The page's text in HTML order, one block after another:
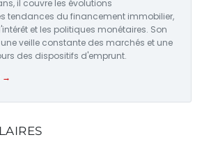
il couvre les évolutions
tendances du financement immobilier,
et les politiques monétaires. Son
veille constante des marchés et une
des dispositifs d'emprunt.
→